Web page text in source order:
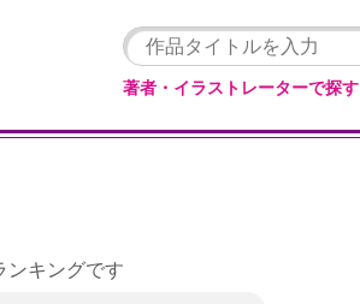
著者・イラストレーターで探す
ンキングです